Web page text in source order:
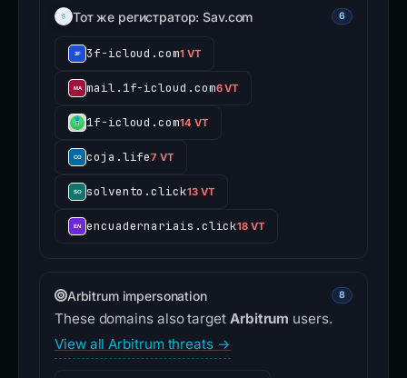
Тот же регистратор: Sav.com 6
3f-icloud.com1 VT
mail.1f-icloud.com6 VT
1f-icloud.com14 VT
coja.life7 VT
solvento.click13 VT
encuadernariais.click18 VT
Arbitrum impersonation 8
These domains also target Arbitrum users.
View all Arbitrum threats →